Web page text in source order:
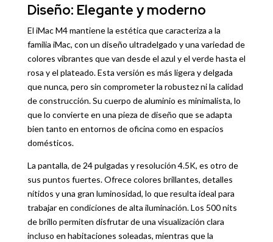
Diseño: Elegante y moderno
El iMac M4 mantiene la estética que caracteriza a la
familia iMac, con un diseño ultradelgado y una variedad de
colores vibrantes que van desde el azul y el verde hasta el
rosa y el plateado. Esta versión es más ligera y delgada
que nunca, pero sin comprometer la robustez ni la calidad
de construcción. Su cuerpo de aluminio es minimalista, lo
que lo convierte en una pieza de diseño que se adapta
bien tanto en entornos de oficina como en espacios
domésticos.
La pantalla, de 24 pulgadas y resolución 4.5K, es otro de
sus puntos fuertes. Ofrece colores brillantes, detalles
nítidos y una gran luminosidad, lo que resulta ideal para
trabajar en condiciones de alta iluminación. Los 500 nits
de brillo permiten disfrutar de una visualización clara
incluso en habitaciones soleadas, mientras que la